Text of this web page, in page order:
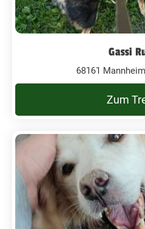
Gassi
68161
Zum